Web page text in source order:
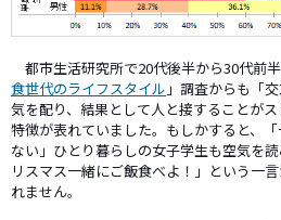
都市生活研究所で20代後半から30代前
食世代のライフスタイル 」調査からも「
気を配り、結果として人と接することが
特徴が表れていました。もしかすると、
ない」ひとり暮らしの女子学生も空気を
リスマス一緒にご飯食べよ！」という一
れません。